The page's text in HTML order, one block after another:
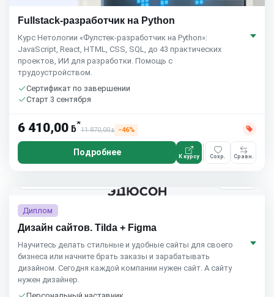
Fullstack-разработчик на Python
Курс Нетологии «Фулстек-разработчик на Python»:
JavaScript, React, HTML, CSS, SQL, до 43 практических
проектов, ИИ для разработки. Помощь с
трудоустройством.
Сертификат по завершении
Старт 3 сентября
6 410,00 ƃ*
11 870,00ƃ −46%
Подробнее К курсу Сохр. Сравн.
Диплом
Дизайн сайтов. Tilda + Figma
Научитесь делать стильные и удобные сайты для своего
бизнеса или начните брать заказы и зарабатывать
дизайном. Сегодня каждой компании нужен сайт. А сайту
нужен дизайнер.